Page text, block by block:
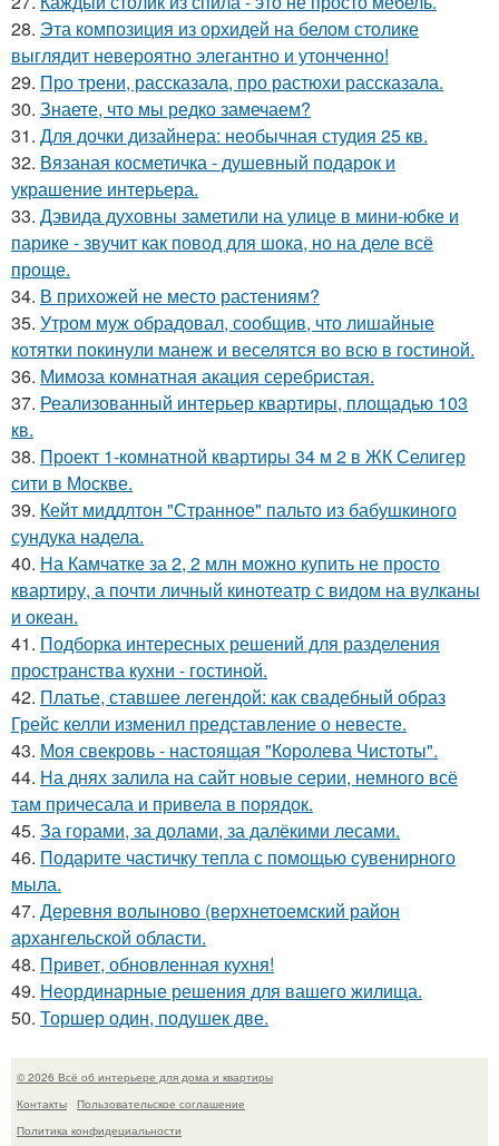
28. Эта композиция из орхидей на белом столике
выглядит невероятно элегантно и утонченно!
29. Про трени, рассказала, про растюхи рассказала.
30. Знаете, что мы редко замечаем?
31. Для дочки дизайнера: необычная студия 25 кв.
32. Вязаная косметичка - душевный подарок и
украшение интерьера.
33. Дэвида духовны заметили на улице в мини-юбке и
парике - звучит как повод для шока, но на деле всё
проще.
34. В прихожей не место растениям?
35. Утром муж обрадовал, сообщив, что лишайные
котятки покинули манеж и веселятся во всю в гостиной.
36. Мимоза комнатная акация серебристая.
37. Реализованный интерьер квартиры, площадью 103
кв.
38. Проект 1-комнатной квартиры 34 м 2 в ЖК Селигер
сити в Москве.
39. Кейт миддлтон "Странное" пальто из бабушкиного
сундука надела.
40. На Камчатке за 2, 2 млн можно купить не просто
квартиру, а почти личный кинотеатр с видом на вулканы
и океан.
41. Подборка интересных решений для разделения
пространства кухни - гостиной.
42. Платье, ставшее легендой: как свадебный образ
Грейс келли изменил представление о невесте.
43. Моя свекровь - настоящая "Королева Чистоты".
44. На днях залила на сайт новые серии, немного всё
там причесала и привела в порядок.
45. За горами, за долами, за далёкими лесами.
46. Подарите частичку тепла с помощью сувенирного
мыла.
47. Деревня волыново (верхнетоемский район
архангельской области.
48. Привет, обновленная кухня!
49. Неординарные решения для вашего жилища.
50. Торшер один, подушек две.
© 2026 Всё об интерьере для дома и квартиры
Контакты
Пользовательское соглашение
Политика конфидециальности